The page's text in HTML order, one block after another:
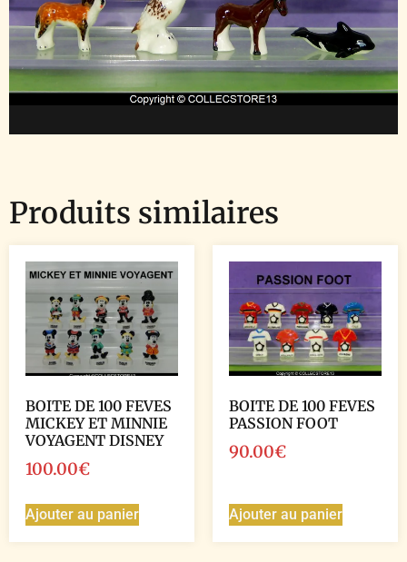
Produits similaires
BOITE DE 100 FEVES
MICKEY ET MINNIE
VOYAGENT DISNEY
100.00€
Ajouter au panier
BOITE DE 100 FEVES
PASSION FOOT
90.00€
Ajouter au panier